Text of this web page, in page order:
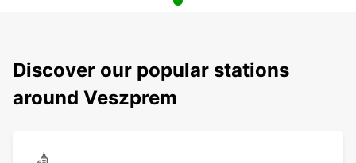
Discover our popular stations
around Veszprem